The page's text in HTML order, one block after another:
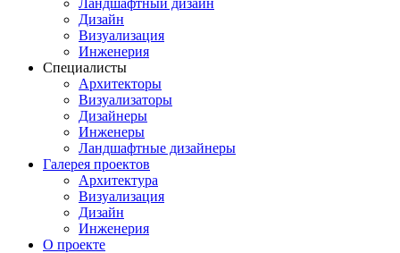
Ландшафтный дизайн
Дизайн
Визуализация
Инженерия
Специалисты
Архитекторы
Визуализаторы
Дизайнеры
Инженеры
Ландшафтные дизайнеры
Галерея проектов
Архитектура
Визуализация
Дизайн
Инженерия
О проекте